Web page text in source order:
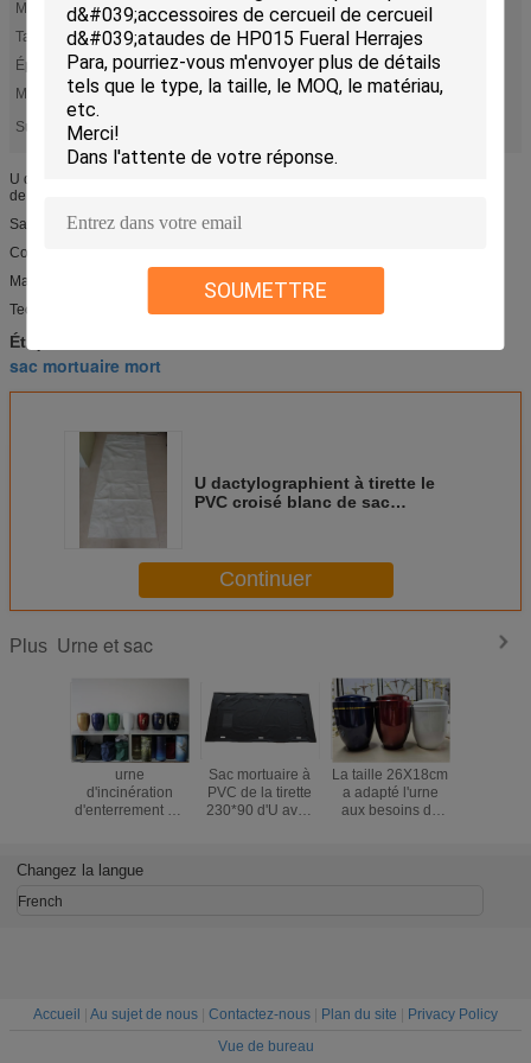
SOUMETTRE
Matériel:
PVC
Taille:
220*90 cm
Épaisseur:
0,2 millimètres
Matière de charge:
150 KILOGRAMMES
Surligner:
U dactylographient à tirette le PVC croisé blanc de sac mortuaire technologie
de couture matérielle de Selding
Sac mortuaire à PVC de certifictae de la CE MD06 avec le type tirette d'U
Couleur : blanc
Matériel : PVC
Technologie : selding+sewing
Étiquettes:
sac mortuaire mort
U dactylographient à tirette le
PVC croisé blanc de sac
Continuer
Plus Urne et sac
urne
d'incinération
d'enterrement de
Sac mortuaire à
PVC de la tirette
230*90 d'U avec
La taille 26X18cm
a adapté l'urne
aux besoins du
Changez la langue
French
Accueil Au sujet de nous Contactez-nous Plan du site
Privacy Policy
Vue de bureau